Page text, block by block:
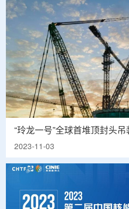
“玲龙一号”全球首堆顶封头吊
2023-11-03